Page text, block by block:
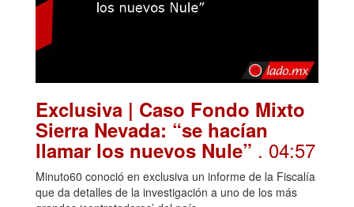
Exclusiva | Caso Fondo Mixto
Sierra Nevada: “se hacían
llamar los nuevos Nule” . 04:57
Minuto60 conoció en exclusiva un informe de la Fiscalía
que da detalles de la investigación a uno de los más